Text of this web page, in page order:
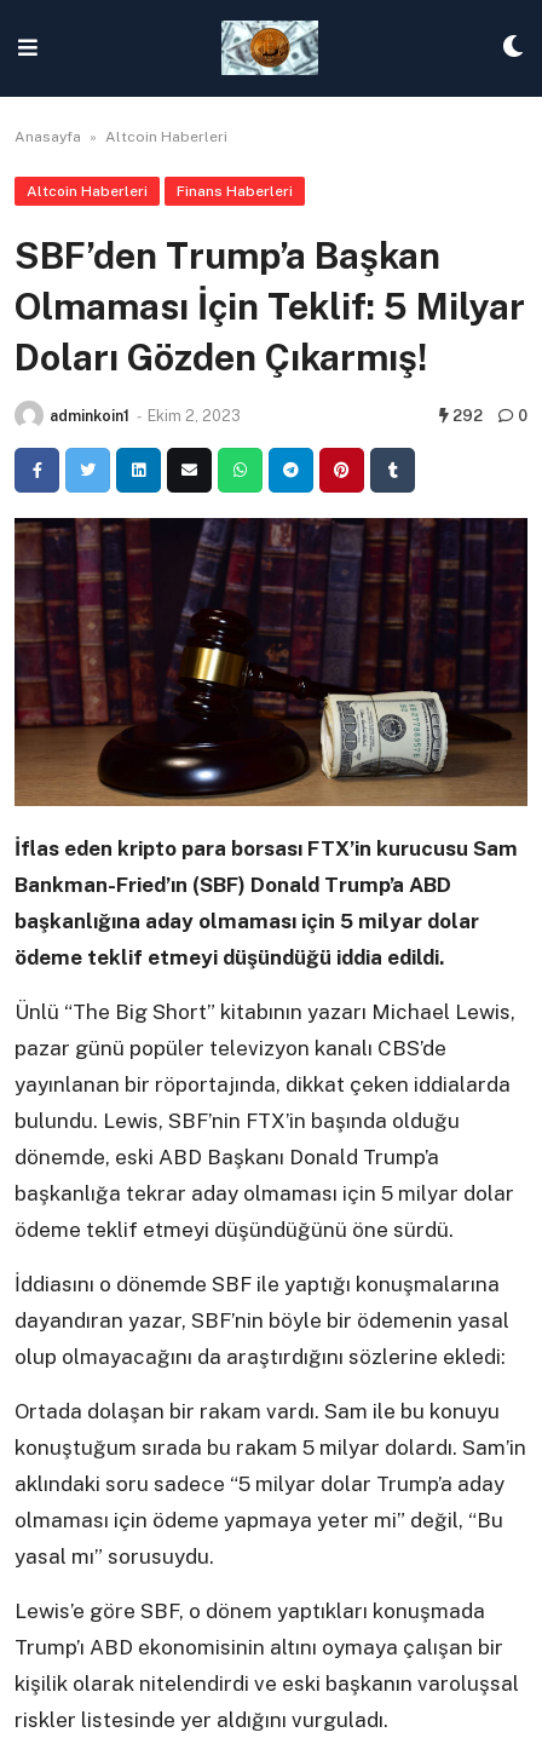
content
Anasayfa » Altcoin Haberleri
Altcoin Haberleri Finans Haberleri
SBF’den Trump’a Başkan
Olmaması İçin Teklif: 5 Milyar
Doları Gözden Çıkarmış!
adminkoin1 - Ekim 2, 2023 292 0
İflas eden kripto para borsası FTX’in kurucusu Sam
Bankman-Fried’ın (SBF) Donald Trump’a ABD
başkanlığına aday olmaması için 5 milyar dolar
ödeme teklif etmeyi düşündüğü iddia edildi.
Ünlü “The Big Short” kitabının yazarı Michael Lewis,
pazar günü popüler televizyon kanalı CBS’de
yayınlanan bir röportajında, dikkat çeken iddialarda
bulundu. Lewis, SBF’nin FTX’in başında olduğu
dönemde, eski ABD Başkanı Donald Trump’a
başkanlığa tekrar aday olmaması için 5 milyar dolar
ödeme teklif etmeyi düşündüğünü öne sürdü.
İddiasını o dönemde SBF ile yaptığı konuşmalarına
dayandıran yazar, SBF’nin böyle bir ödemenin yasal
olup olmayacağını da araştırdığını sözlerine ekledi:
Ortada dolaşan bir rakam vardı. Sam ile bu konuyu
konuştuğum sırada bu rakam 5 milyar dolardı. Sam’in
aklındaki soru sadece “5 milyar dolar Trump’a aday
olmaması için ödeme yapmaya yeter mi” değil, “Bu
yasal mı” sorusuydu.
Lewis’e göre SBF, o dönem yaptıkları konuşmada
Trump’ı ABD ekonomisinin altını oymaya çalışan bir
kişilik olarak nitelendirdi ve eski başkanın varoluşsal
riskler listesinde yer aldığını vurguladı.